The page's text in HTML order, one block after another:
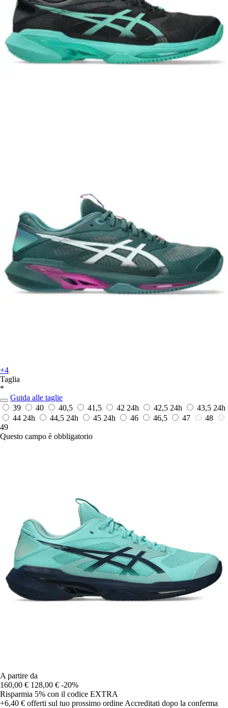
+4
Taglia
*
Guida alle taglie
39
40 40,5 41,5 42 24h 42,5 24h 43,5 24h
44 24h 44,5 24h 45 24h 46 46,5 47
48
49
Questo campo è obbligatorio
A partire da
160,00 € 128,00 € -20%
Risparmia 5% con il codice EXTRA
+6,40 € offerti sul tuo prossimo ordine Accreditati dopo la conferma